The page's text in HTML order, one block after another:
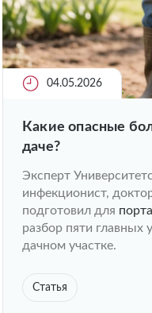
04.05.2026
Какие опасные
даче?
Эксперт
инфекционист,
подготовил для
разбор пяти главных
дачном участке.
Статья